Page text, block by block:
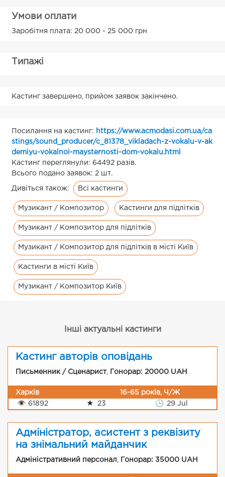
Умови оплати
Заробітня плата: 20 000 - 25 000 грн
Типажі
Кастинг завершено, прийом заявок закінчено.
Посилання на кастинг: https://www.acmodasi.com.ua/ca
stings/sound_producer/c_81378_vikladach-z-vokalu-v-ak
demiyu-vokalnoi-maysternosti-dom-vokalu.html
Кастинг переглянули: 64492 разів.
Всього подано заявок: 2 шт.
Дивіться також: Всі кастинги
Музикант / Композитор Кастинги для підлітків
Музикант / Композитор для підлітків
Музикант / Композитор для підлітків в місті Київ
Кастинги в місті Київ
Музикант / Композитор Київ
Інші актуальні кастинги
Кастинг авторів оповідань
Письменник / Сценарист, Гонорар: 20000 UAH
Харків
16-65 років, Ч/Ж
👁 61892 ★ 23 🕒 29 Jul
Адміністратор, асистент з реквізиту
на знімальний майданчик
Адміністративний персонал Гонорар: 35000 UAH